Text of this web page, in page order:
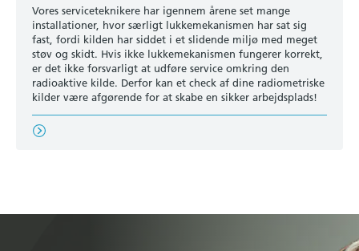
Vores serviceteknikere har igennem årene set mange
installationer, hvor særligt lukkemekanismen har sat sig
fast, fordi kilden har siddet i et slidende miljø med meget
støv og skidt. Hvis ikke lukkemekanismen fungerer korrekt,
er det ikke forsvarligt at udføre service omkring den
radioaktive kilde. Derfor kan et check af dine radiometriske
kilder være afgørende for at skabe en sikker arbejdsplads!